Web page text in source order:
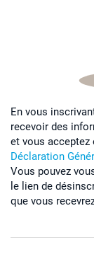
En vous
recevoir des
et vous acceptez
Déclaration
Vous pouvez
le lien de
que vous